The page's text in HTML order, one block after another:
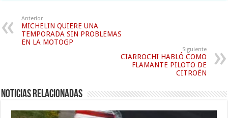
Anterior
MICHELIN QUIERE UNA
TEMPORADA SIN PROBLEMAS
EN LA MOTOGP
Siguiente
CIARROCHI HABLÓ COMO
FLAMANTE PILOTO DE
CITROËN
Noticias relacionadas